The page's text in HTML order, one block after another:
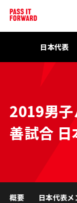
日本代表
2019男
善試合
概要 日本代表メ